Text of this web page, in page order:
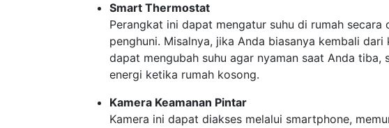
Smart Thermostat
Perangkat ini dapat mengatur suhu di rumah secara
penghuni. Misalnya, jika Anda biasanya kembali
dapat mengubah suhu agar nyaman saat Anda tiba,
energi ketika rumah kosong.
Kamera Keamanan Pintar
Kamera ini dapat diakses melalui smartphone,